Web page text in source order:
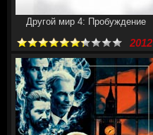
Другой мир 4: Пробуждение
2012